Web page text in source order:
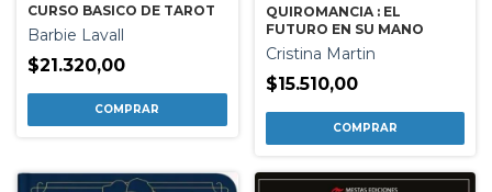
CURSO BASICO DE TAROT
Barbie Lavall
$21.320,00
QUIROMANCIA : EL
FUTURO EN SU MANO
Cristina Martin
$15.510,00